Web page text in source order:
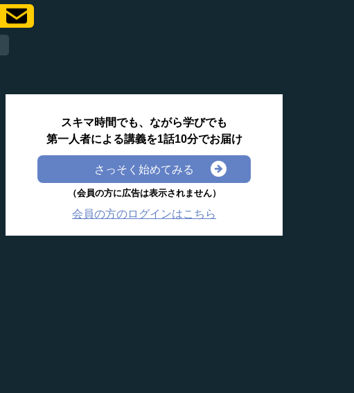
スキマ時間でも、ながら学びでも
第一人者による講義を1話10分でお届け
さっそく始めてみる
（会員の方に広告は表示されません）
会員の方のログインはこちら